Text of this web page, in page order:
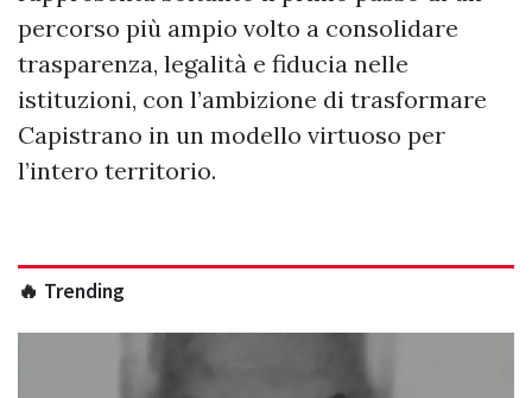
percorso più ampio volto a consolidare
trasparenza, legalità e fiducia nelle
istituzioni, con l’ambizione di trasformare
Capistrano in un modello virtuoso per
l’intero territorio.
🔥 Trending